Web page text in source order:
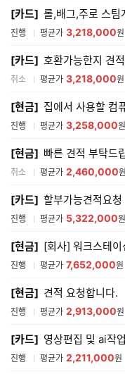
[카드] 롤,배그,주로 스팀
진행 평균가 3,218,000원
[카드] 호환가능한지 견
취소 평균가 3,218,000원
[현금] 집에서 사용할 컴
진행 평균가 3,258,000원
[현금] 빠른 견적 부탁드
취소 평균가 2,460,000원
[카드] 할부가능견적요청
진행 평균가 5,322,000원
[현금] [회사] 워크스테이
진행 평균가 7,652,000원
[현금] 견적 요청합니다.
진행 평균가 2,913,000원
[카드] 영상편집 및 ai작
진행 평균가 2,211,000원